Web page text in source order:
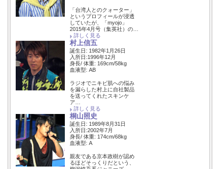
「台湾人とのクォーター」
というプロフィールが浸透
していたが、「myojo」
2015年4月号（集英社）の…
詳しく見る
村上信五
誕生日: 1982年1月26日
入所日:1996年12月
身長/ 体重: 169cm/58kg
血液型: AB
ラジオでニキビ肌への悩み
を漏らした村上に自社製品
を送ってくれたスキンケ
ア…
詳しく見る
桐山照史
誕生日: 1989年8月31日
入所日:2002年7月
身長/ 体重: 174cm/68kg
血液型: A
親友である京本政樹が認め
るほどそっくりだという、